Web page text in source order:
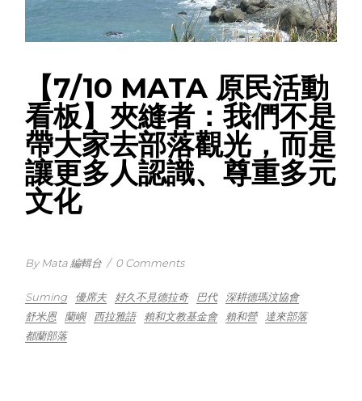
【7/10 MATA 原民活動
看板】夾縫者：我們不是
帶大家去部落觀光，而是
讓更多人認識、尊重多元
文化
By Mata 編輯台 / 0 Comments
Suming 優席夫 好久不見德拉奇 巴代
深耕德瑪汶協會
舒米恩
蘭嶼 西拉雅語 賴和文教基金會 賴和營
達來部落
都蘭部落